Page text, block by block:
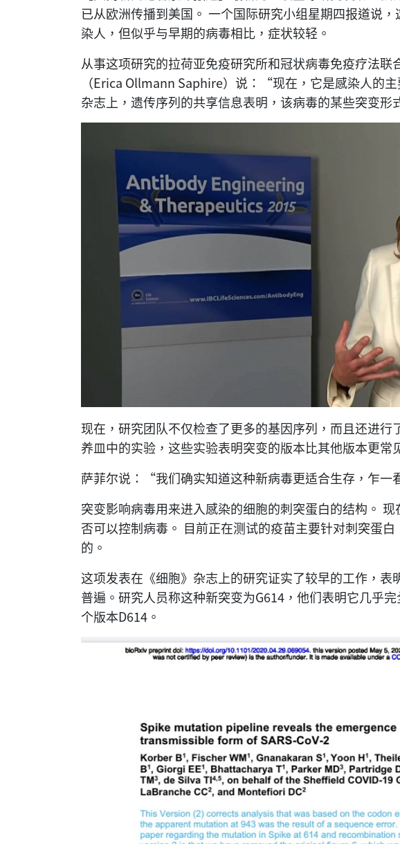
已从欧洲传播到美国。 一个国际研究小组星期四报道说
染人，但似乎与早期的病毒相比，症状较轻。
从事这项研究的拉荷亚免疫研究所和冠状病毒免疫疗法
（Erica Ollmann Saphire）说：“现在，它是感染人的
杂志上，遗传序列的共享信息表明，该病毒的某些突变形
现在，研究团队不仅检查了更多的基因序列，而且还进
养皿中的实验，这些实验表明突变的版本比其他版本更常
萨菲尔说：“我们确实知道这种新病毒更适合生存，乍一
突变影响病毒用来进入感染的细胞的刺突蛋白的结构。
否可以控制病毒。 目前正在测试的疫苗主要针对刺突蛋
的。
这项发表在《细胞》杂志上的研究证实了较早的工作，表
普遍。研究人员称这种新突变为G614，他们表明它几乎
个版本D614。